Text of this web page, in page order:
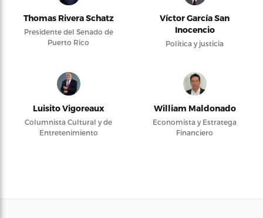
Thomas Rivera Schatz
Presidente del Senado de
Puerto Rico
Víctor García San
Inocencio
Política y justicia
Luisito Vigoreaux
Columnista Cultural y de
Entretenimiento
William Maldonado
Economista y Estratega
Financiero